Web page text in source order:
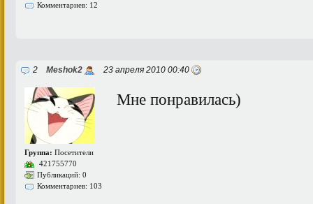
Комментариев: 12
2 Meshok2 23 апреля 2010 00:40
Группа: Посетители
421755770
Публикаций: 0
Комментариев: 103
Мне понравилась)